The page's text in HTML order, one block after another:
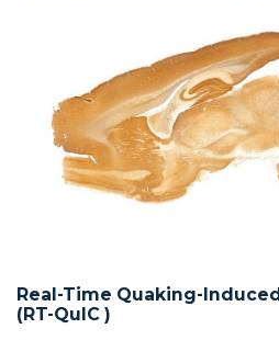
Real-Time Quaking-
(RT-QuIC )